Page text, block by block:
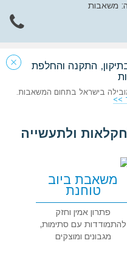
התקנה והחלפת
בישראל בתחום המשאבות.
>>
ולתעשייה
משאבת ביוב
טוחנת
פתרון אמין וחזק
להתמודדות עם סתימות,
מגבונים ומוצקים